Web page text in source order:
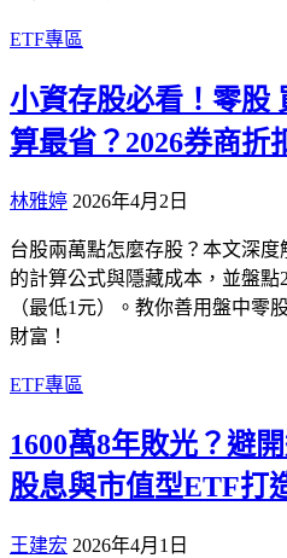
ETF專區
小資存股必看！零股
算最省？2026券商折
林雅婷 2026年4月2日
台股兩萬點怎麼存股？本文深度
的計算公式與隱藏成本，並盤點
（最低1元）。教你善用盤中零
財富！
ETF專區
1600萬8年敗光？避
股息與市值型ETF打
王建宏 2026年4月1日